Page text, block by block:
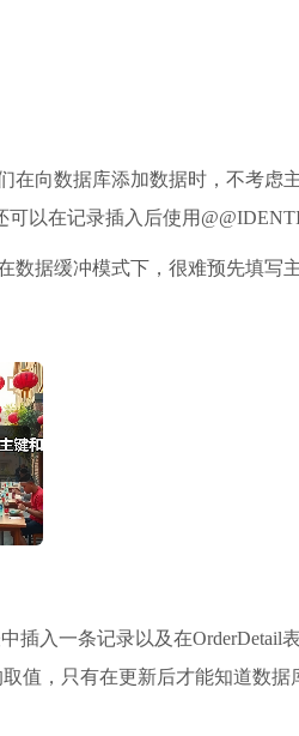
向数据库添加数据时，不考虑
以在记录插入后使用
据缓冲模式下，很难预先填写
插入一条记录以及在OrderDetail
值，只有在更新后才能知道数